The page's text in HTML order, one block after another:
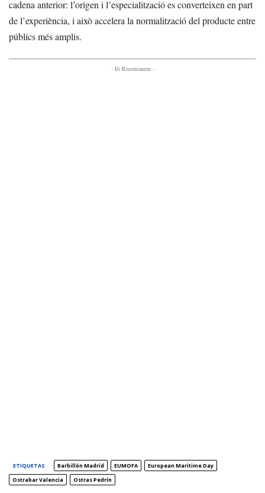
cadena anterior: l’origen i l’especialització es converteixen en part
de l’experiència, i això accelera la normalització del producte entre
públics més amplis.
- Et Recomanem -
ETIQUETAS Barbillón Madrid EUMOFA
European Maritime Day
Ostrabar Valencia
Ostras Pedrín